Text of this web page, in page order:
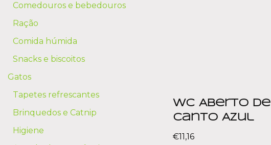
Comedouros e bebedouros
Ração
Comida húmida
Snacks e biscoitos
Gatos
Tapetes refrescantes
Brinquedos e Catnip
Higiene
WC Aberto de
Canto Azul
€11,16